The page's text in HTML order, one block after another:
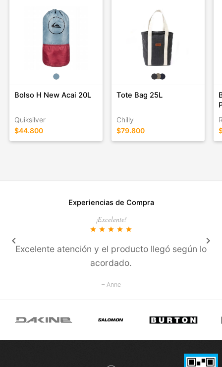
el Team ROXY con Lisa Andersen, quien sería la campeona
mundial de surf durante los siguientes cuatro años. En 2004 se
une al Team Sofia Mulanovic, la primera peruana coronada
campeona Mundial.
Bolso H New Acai 20L
Quiksilver
$44.800
Tote Bag 25L
Chilly
$79.800
Experiencias de Compra
¡Excelente!
star star star star star
Excelente atención y el producto llegó según lo
acordado.
– Anne
keyboard_arrow_left keyboard_arrow_right